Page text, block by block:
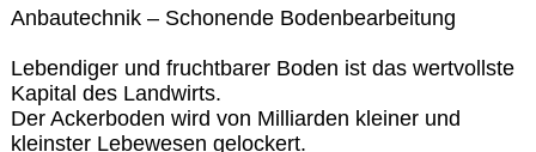
Anbautechnik – Schonende Bodenbearbeitung
Lebendiger und fruchtbarer Boden ist das wertvollste
Kapital des Landwirts.
Der Ackerboden wird von Milliarden kleiner und
kleinster Lebewesen gelockert.